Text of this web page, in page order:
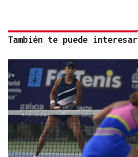
También te puede interesar